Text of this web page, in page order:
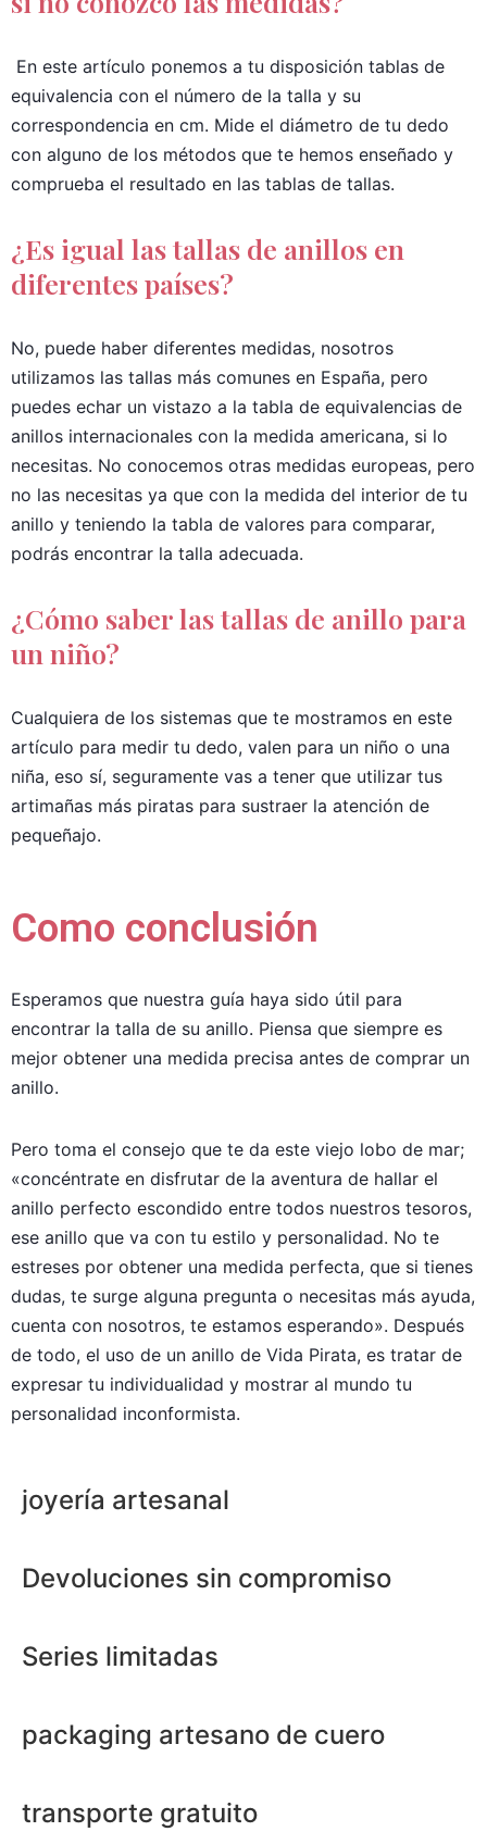
En este artículo ponemos a tu disposición tablas de
equivalencia con el número de la talla y su
correspondencia en cm. Mide el diámetro de tu dedo
con alguno de los métodos que te hemos enseñado y
comprueba el resultado en las tablas de tallas.
¿Es igual las tallas de anillos en
diferentes países?
No, puede haber diferentes medidas, nosotros
utilizamos las tallas más comunes en España, pero
puedes echar un vistazo a la tabla de equivalencias de
anillos internacionales con la medida americana, si lo
necesitas. No conocemos otras medidas europeas, pero
no las necesitas ya que con la medida del interior de tu
anillo y teniendo la tabla de valores para comparar,
podrás encontrar la talla adecuada.
¿Cómo saber las tallas de anillo para
un niño?
Cualquiera de los sistemas que te mostramos en este
artículo para medir tu dedo, valen para un niño o una
niña, eso sí, seguramente vas a tener que utilizar tus
artimañas más piratas para sustraer la atención de
pequeñajo.
Como conclusión
Esperamos que nuestra guía haya sido útil para
encontrar la talla de su anillo. Piensa que siempre es
mejor obtener una medida precisa antes de comprar un
anillo.
Pero toma el consejo que te da este viejo lobo de mar;
«concéntrate en disfrutar de la aventura de hallar el
anillo perfecto escondido entre todos nuestros tesoros,
ese anillo que va con tu estilo y personalidad. No te
estreses por obtener una medida perfecta, que si tienes
dudas, te surge alguna pregunta o necesitas más ayuda,
cuenta con nosotros, te estamos esperando». Después
de todo, el uso de un anillo de Vida Pirata, es tratar de
expresar tu individualidad y mostrar al mundo tu
personalidad inconformista.
joyería artesanal
Devoluciones sin compromiso
Series limitadas
packaging artesano de cuero
transporte gratuito